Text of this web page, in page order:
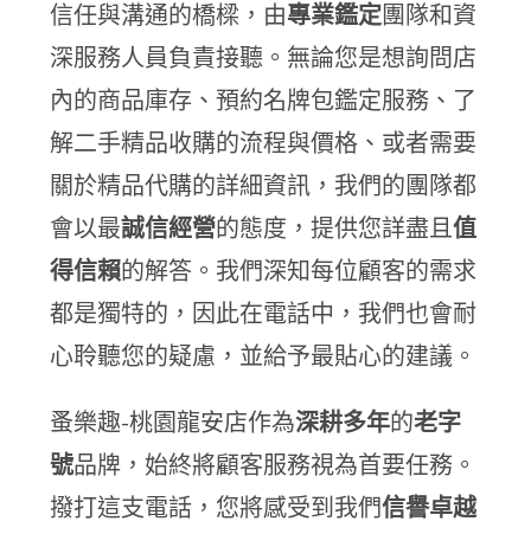
信任與溝通的橋樑，由專業鑑定團隊和資
深服務人員負責接聽。無論您是想詢問店
內的商品庫存、預約名牌包鑑定服務、了
解二手精品收購的流程與價格、或者需要
關於精品代購的詳細資訊，我們的團隊都
會以最誠信經營的態度，提供您詳盡且值
得信賴的解答。我們深知每位顧客的需求
都是獨特的，因此在電話中，我們也會耐
心聆聽您的疑慮，並給予最貼心的建議。
蚤樂趣-桃園龍安店作為深耕多年的老字
號品牌，始終將顧客服務視為首要任務。
撥打這支電話，您將感受到我們信譽卓越